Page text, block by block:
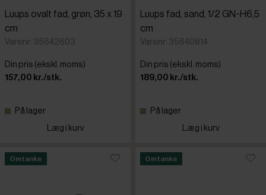
Luups ovalt fad, grøn, 35 x 19
cm
Varenr: 35642603
Din pris (ekskl. moms)
157,00 kr./stk.
På lager
Læg i kurv
Luups fad, sand, 1/2 GN-H6,5
cm
Varenr: 35640814
Din pris (ekskl. moms)
189,00 kr./stk.
På lager
Læg i kurv
Omtanke Omtanke